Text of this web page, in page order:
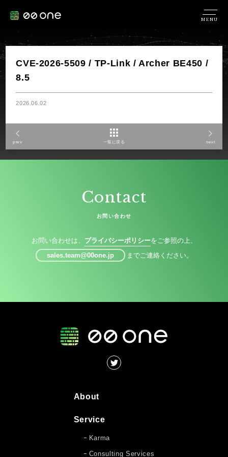
MENU
CVE-2026-5509 / TP-Link / Archer BE450 /
8.5
2026.06.02
prev 一覧に戻る next
Contact
お問い合わせ
お問い合わせは、 プライバシーポリシーをご参照の上、
sales.team@00one.jp
までご連絡ください。
About
Service
Karma
Consulting Services